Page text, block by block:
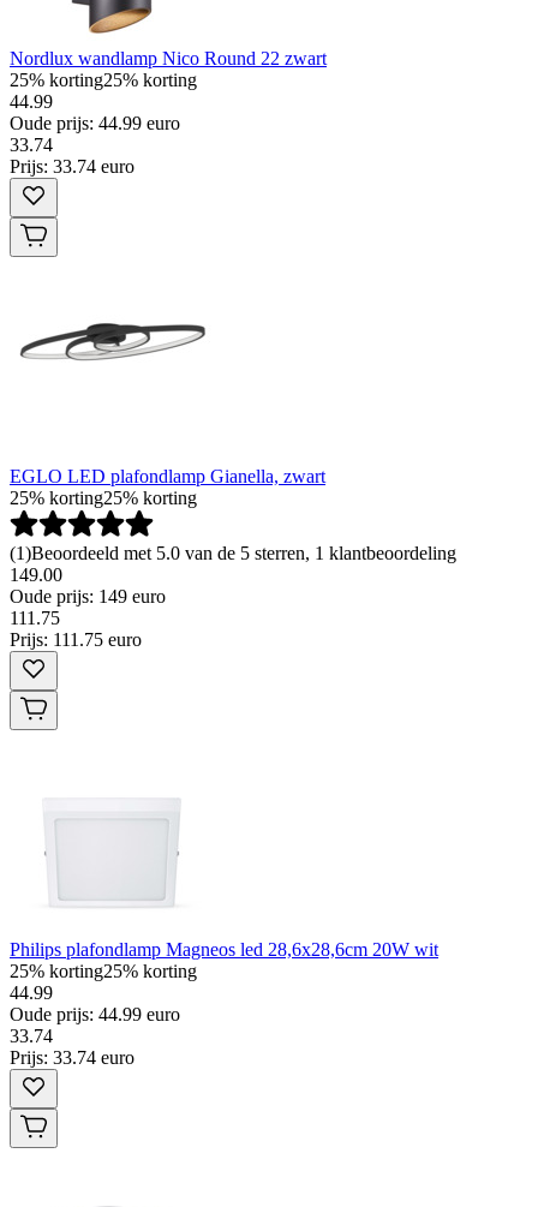
Nordlux wandlamp Nico Round 22 zwart
25% korting25% korting
44.99
Oude prijs: 44.99 euro
33.74
Prijs: 33.74 euro
EGLO LED plafondlamp Gianella, zwart
25% korting25% korting
(1)Beoordeeld met 5.0 van de 5 sterren, 1 klantbeoordeling
149.00
Oude prijs: 149 euro
111 .75
Prijs: 111.75 euro
Philips plafondlamp Magneos led 28,6x28,6cm 20W wit
25% korting25% korting
44.99
Oude prijs: 44.99 euro
33.74
Prijs: 33.74 euro